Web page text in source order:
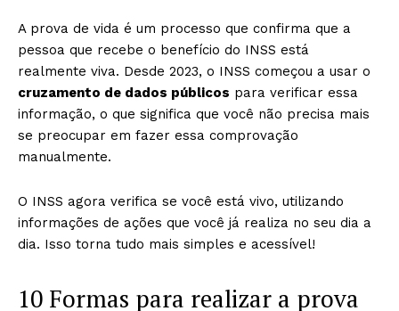
A prova de vida é um processo que confirma que a
pessoa que recebe o benefício do INSS está
realmente viva. Desde 2023, o INSS começou a usar o
cruzamento de dados públicos para verificar essa
informação, o que significa que você não precisa mais
se preocupar em fazer essa comprovação
manualmente.
O INSS agora verifica se você está vivo, utilizando
informações de ações que você já realiza no seu dia a
dia. Isso torna tudo mais simples e acessível!
10 Formas para realizar a prova